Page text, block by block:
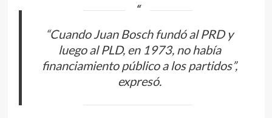
“Cuando Juan Bosch fundó al PRD y
luego al PLD, en 1973, no había
financiamiento público a los partidos”,
expresó.